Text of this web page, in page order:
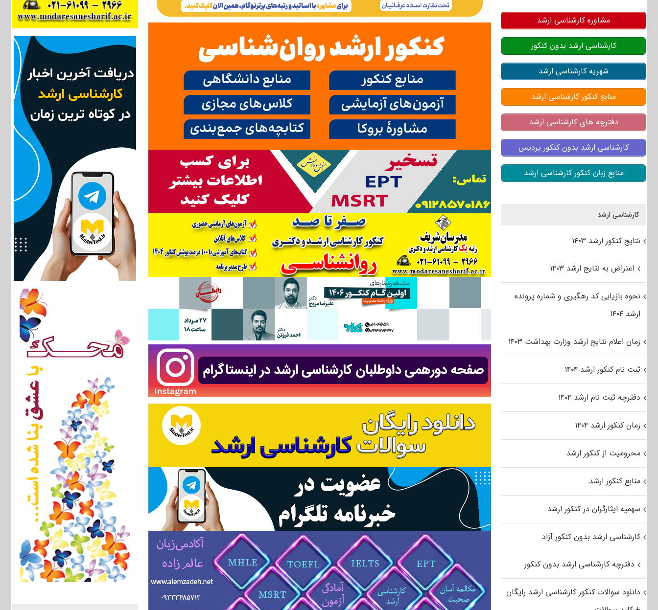
مشاوره کارشناسی ارشد
کارشناسی ارشد بدون کنکور
شهریه کارشناسی ارشد
منابع کنکور کارشناسی ارشد
دفترچه های کارشناسی ارشد
کارشناسی ارشد بدون کنکور پردیس
منابع زبان کنکور کارشناسی ارشد
کارشناسی ارشد
نتایج کنکور ارشد ۱۴۰۳
اعتراض به نتایج ارشد ۱۴۰۳
نحوه بازیابی کد رهگیری و شماره پرونده
ارشد ۱۴۰۴
زمان اعلام نتایج ارشد وزارت بهداشت ۱۴۰۳
ثبت نام کنکور ارشد ۱۴۰۴
دفترچه ثبت نام ارشد ۱۴۰۴
زمان کنکور ارشد ۱۴۰۴
محرومیت از کنکور ارشد
منابع کنکور ارشد
سهمیه ایثارگران در کنکور ارشد
کارشناسی ارشد بدون کنکور آزاد
دفترچه کارشناسی ارشد بدون کنکور
دانلود سوالات کنکور کارشناسی ارشد رایگان